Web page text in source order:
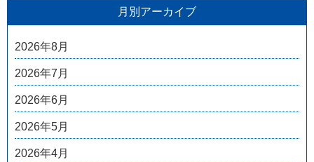
月別アーカイブ
2026年8月
2026年7月
2026年6月
2026年5月
2026年4月